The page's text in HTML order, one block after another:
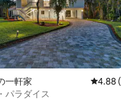
一軒家 レビュ
4.88
パラダイス